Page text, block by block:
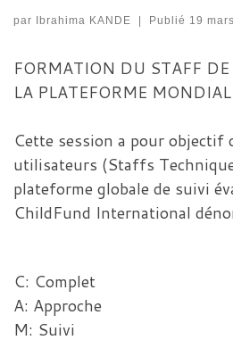
par Ibrahima KANDE Publié 19
FORMATION DU STAFF DE
LA PLATEFORME
Cette session a pour objectif
utilisateurs (Staffs
plateforme globale de suivi
ChildFund International
C: Complet
A: Approche
M: Suivi